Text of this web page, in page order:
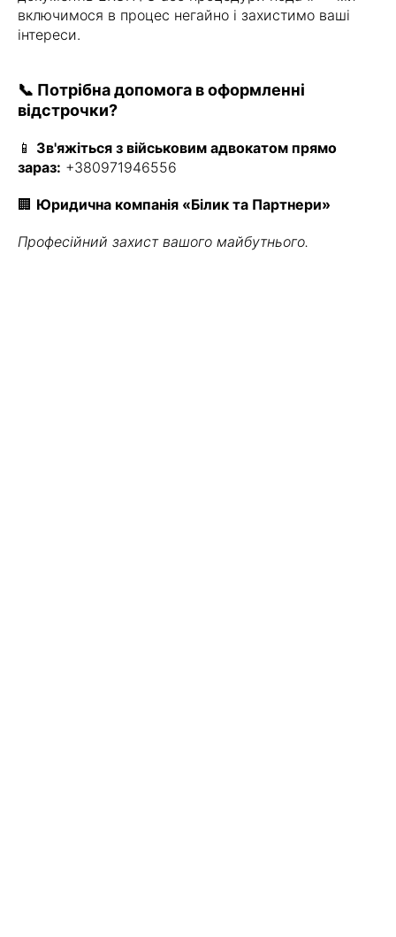
включимося в процес негайно і захистимо ваші
інтереси.
📞 Потрібна допомога в оформленні
відстрочки?
📱 Зв'яжіться з військовим адвокатом прямо
зараз: +380971946556
🏢 Юридична компанія «Білик та Партнери»
Професійний захист вашого майбутнього.